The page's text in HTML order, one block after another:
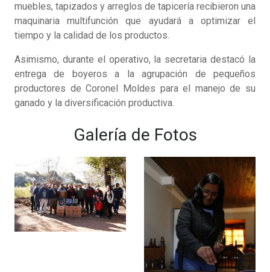
muebles, tapizados y arreglos de tapicería recibieron una
maquinaria multifunción que ayudará a optimizar el
tiempo y la calidad de los productos.
Asimismo, durante el operativo, la secretaria destacó la
entrega de boyeros a la agrupación de pequeños
productores de Coronel Moldes para el manejo de su
ganado y la diversificación productiva.
Galería de Fotos